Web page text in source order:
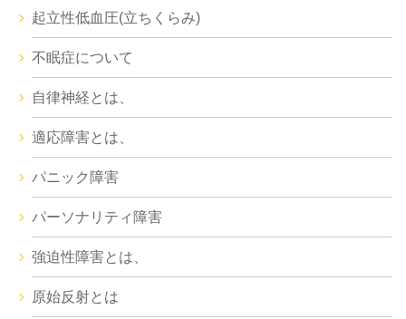
起立性低血圧(立ちくらみ)
不眠症について
自律神経とは、
適応障害とは、
パニック障害
パーソナリティ障害
強迫性障害とは、
原始反射とは